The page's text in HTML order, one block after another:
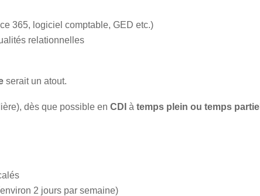
365, logiciel comptable, GED etc.)
relationnelles
serait un atout.
dès que possible en CDI à temps plein ou temps partiel
2 jours par semaine)